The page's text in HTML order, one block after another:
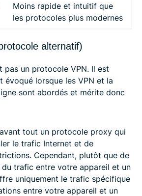
Moins rapide et intuitif que
les protocoles plus modernes
alternatif)
pas un protocole VPN. Il est
évoqué lorsque les VPN et la
sont abordés et mérite donc
tout un protocole proxy qui
le trafic Internet et de
Cependant, plutôt que de
du trafic entre votre appareil et un
uniquement le trafic spécifique
entre votre appareil et un